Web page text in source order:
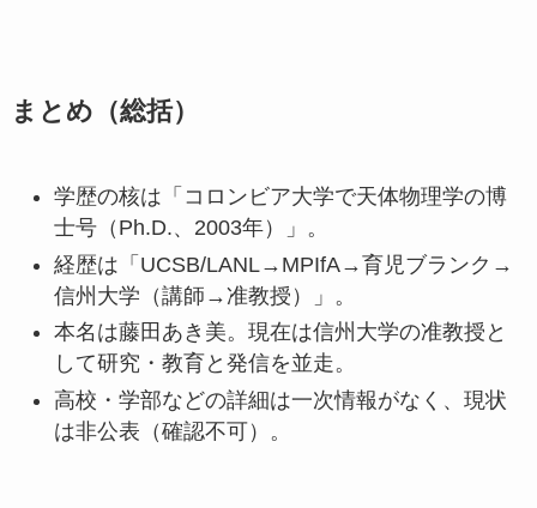
まとめ（総括）
学歴の核は「コロンビア大学で天体物理学の博
士号（Ph.D.、2003年）」。
経歴は「UCSB/LANL→MPIfA→育児ブランク→
信州大学（講師→准教授）」。
本名は藤田あき美。現在は信州大学の准教授と
して研究・教育と発信を並走。
高校・学部などの詳細は一次情報がなく、現状
は非公表（確認不可）。